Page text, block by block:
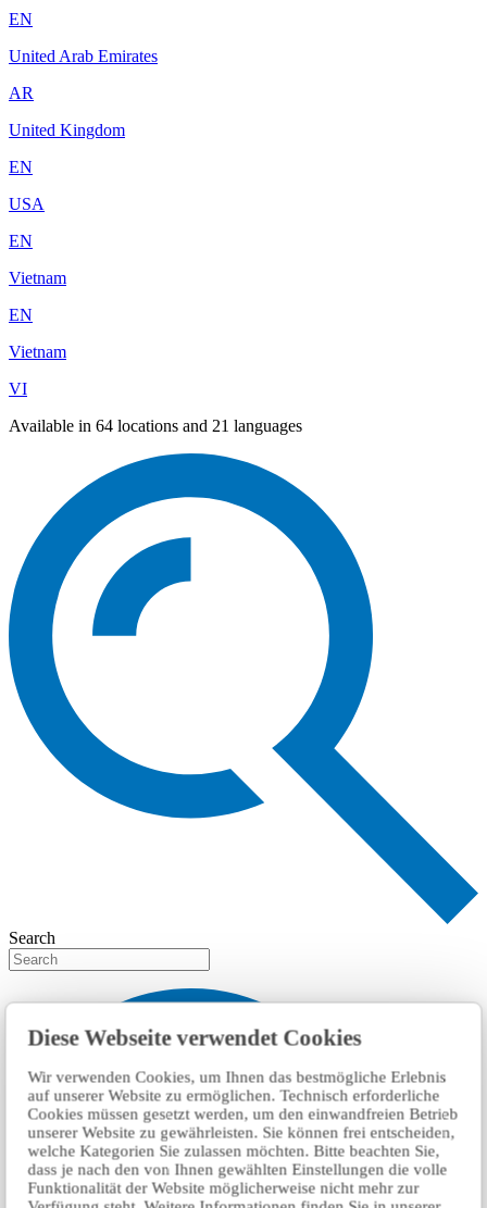
Diese Webseite verwendet Cookies
Wir verwenden Cookies, um Ihnen das bestmögliche Erlebnis
auf unserer Website zu ermöglichen. Technisch erforderliche
Cookies müssen gesetzt werden, um den einwandfreien Betrieb
unserer Website zu gewährleisten. Sie können frei entscheiden,
welche Kategorien Sie zulassen möchten. Bitte beachten Sie,
dass je nach den von Ihnen gewählten Einstellungen die volle
Funktionalität der Website möglicherweise nicht mehr zur
EN
United Arab Emirates
AR
United Kingdom
EN
USA
EN
Vietnam
EN
Vietnam
VI
Available in 64 locations and 21 languages
Search